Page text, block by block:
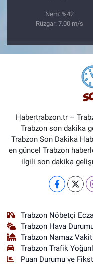
Nem: %42
Rüzgar: 7.00 m/s
Habertrabzon.tr –
Trabzon son dakika
Trabzon Son Dakika
en güncel Trabzon
ilgili son dakika
Trabzon Nöbetçi
Trabzon Hava
Trabzon Namaz
Trabzon Trafik
Puan Durumu ve